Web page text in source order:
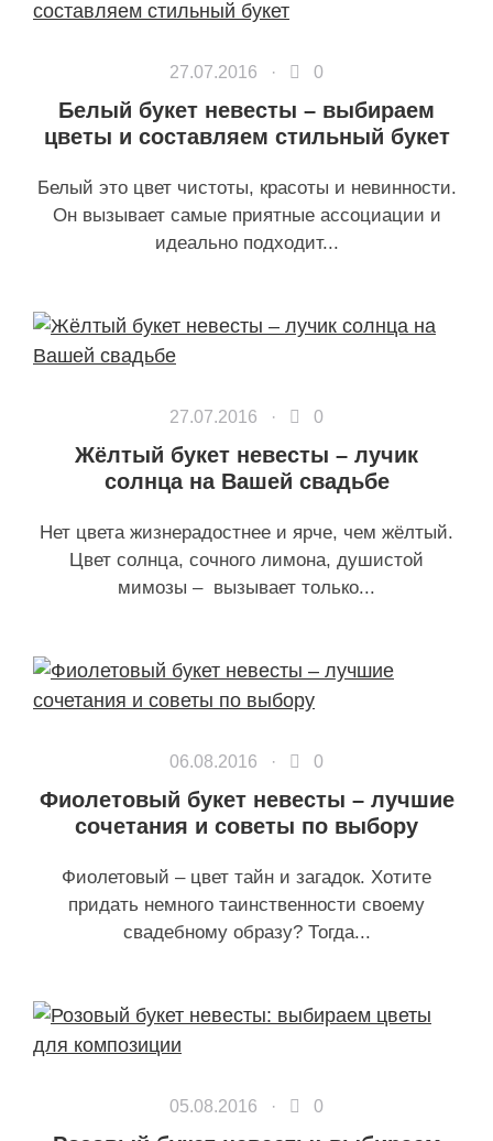
27.07.2016 · 0
Белый букет невесты – выбираем
цветы и составляем стильный букет
Белый это цвет чистоты, красоты и невинности.
Он вызывает самые приятные ассоциации и
идеально подходит...
27.07.2016 · 0
Жёлтый букет невесты – лучик
солнца на Вашей свадьбе
Нет цвета жизнерадостнее и ярче, чем жёлтый.
Цвет солнца, сочного лимона, душистой
мимозы – вызывает только...
06.08.2016 · 0
Фиолетовый букет невесты – лучшие
сочетания и советы по выбору
Фиолетовый – цвет тайн и загадок. Хотите
придать немного таинственности своему
свадебному образу? Тогда...
05.08.2016 · 0